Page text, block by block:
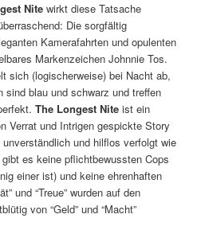
Nite wirkt diese Tatsache
Die sorgfältig
Kamerafahrten und opulenten
Markenzeichen Johnnie Tos.
sich (logischerweise) bei Nacht ab,
sind blau und schwarz und treffen
The Longest Nite ist ein
Verrat und Intrigen gespickte Story
und hilflos verfolgt wie
es keine pflichtbewussten Cops
einer ist) und keine ehrenhaften
und “Treue” wurden auf den
von “Geld” und “Macht”